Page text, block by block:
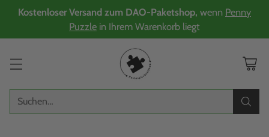
Kostenloser Versand zum DAO-Paketshop, wenn Penny
Puzzle in Ihrem Warenkorb liegt
Suchen…